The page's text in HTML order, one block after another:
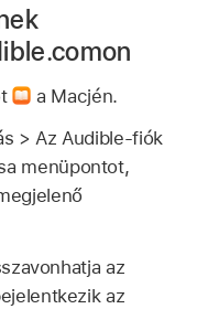
a Macjén.
> Az Audible-fiók
menüpontot,
az
az